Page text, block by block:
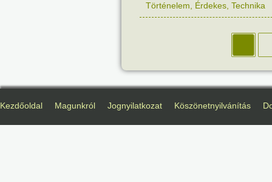
Történelem
Érdekes Technika
Kezdőoldal Magunkról Jognyilatkozat Köszönetnyilvánítás